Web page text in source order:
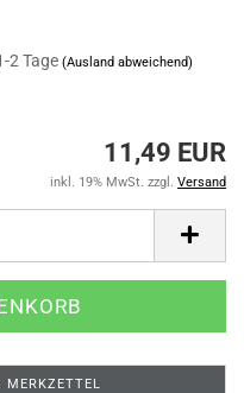
2 Tage(Ausland abweichend)
11,49 EUR
inkl. 19% MwSt. zzgl. Versand
MERKZETTEL